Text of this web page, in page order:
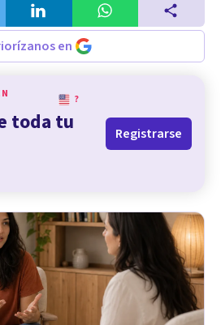
en
?
toda tu
Registrarse